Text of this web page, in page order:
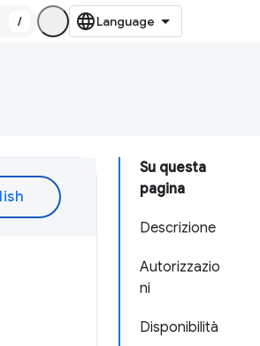
/
Su questa
pagina
Descrizione
Autorizzazio
ni
Disponibilità